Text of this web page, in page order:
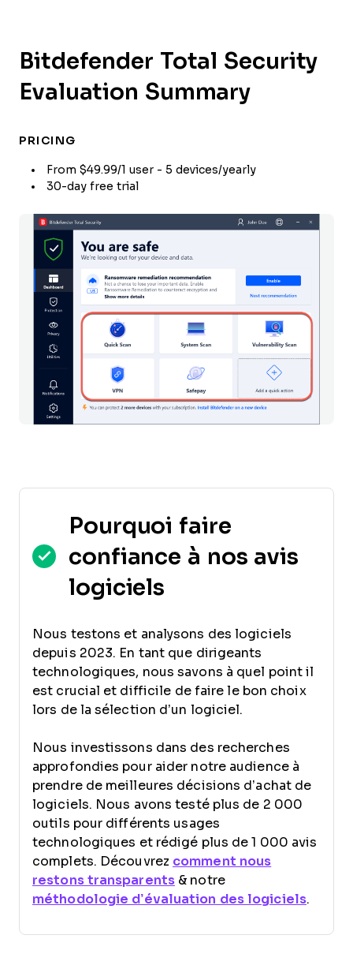
Bitdefender Total Security
Evaluation Summary
PRICING
From $49.99/1 user - 5 devices/yearly
30-day free trial
Pourquoi faire
confiance à nos avis
logiciels
Nous testons et analysons des logiciels
depuis 2023. En tant que dirigeants
technologiques, nous savons à quel point il
est crucial et difficile de faire le bon choix
lors de la sélection d’un logiciel.
Nous investissons dans des recherches
approfondies pour aider notre audience à
prendre de meilleures décisions d’achat de
logiciels. Nous avons testé plus de 2 000
outils pour différents usages
technologiques et rédigé plus de 1 000 avis
complets. Découvrez comment nous
restons transparents & notre
méthodologie d’évaluation des logiciels.